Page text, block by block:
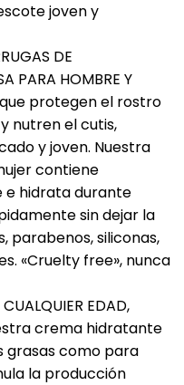
joven y
DE
PARA HOMBRE Y
protegen el rostro
nutren el cutis,
y joven. Nuestra
contiene
e hidrata durante
sin dejar la
parabenos, siliconas,
«Cruelty free», nunca
EDAD,
crema hidratante
grasas como para
la producción